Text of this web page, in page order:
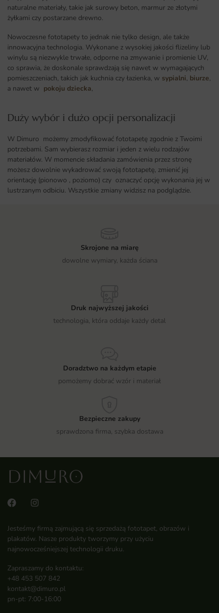
naturalne materiały, takie jak surowy beton, marmur ze złotymi
żyłkami czy postarzane drewno.
Nowoczesne fototapety to jednak nie tylko design, ale także
innowacyjna technologia. Wykonane z wysokiej jakości flizeliny lub
winylu są niezwykle trwałe, odporne na zmywanie i promienie UV,
co sprawia, że doskonale sprawdzają się nawet w wymagających
pomieszczeniach, takich jak kuchnia czy łazienka, w sypialni, biurze,
a nawet w pokoju dziecka,
Duży wybór i dużo opcji personalizacji ​
W Dimuro możemy zmodyfikować fototapetę zgodnie z Twoimi
potrzebami. Sam wybierasz rozmiar i jeden z wielu rodzajów
materiałów. W momencie składania zamówienia przez stronę
możesz dowolnie wykadrować swoją fototapetę, zmienić jej
orientację (pionowo , poziomo) czy oznaczyć opcję wykonania jej w
lustrzanym odbiciu. Wszystkie zmiany widzisz na podglądzie.
Skrojone na miarę
dowolne wymiary, każda ściana
Druk najwyższej jakości
technologia, która oddaje każdy detal
Doradztwo na każdym etapie
pomożemy dobrać wzór i materiał
Bezpieczne zakupy
sprawdzona firma, szybka dostawa
Jesteśmy firmą zajmującą się sprzedażą fototapet, obrazów i
plakatów. Nasze produkty tworzymy przy użyciu
najnowocześniejszej technologii druku.
Zapraszamy do kontaktu:
+48 453 507 842
kontakt@dimuro.pl
pn-pt: 7:00-16:00